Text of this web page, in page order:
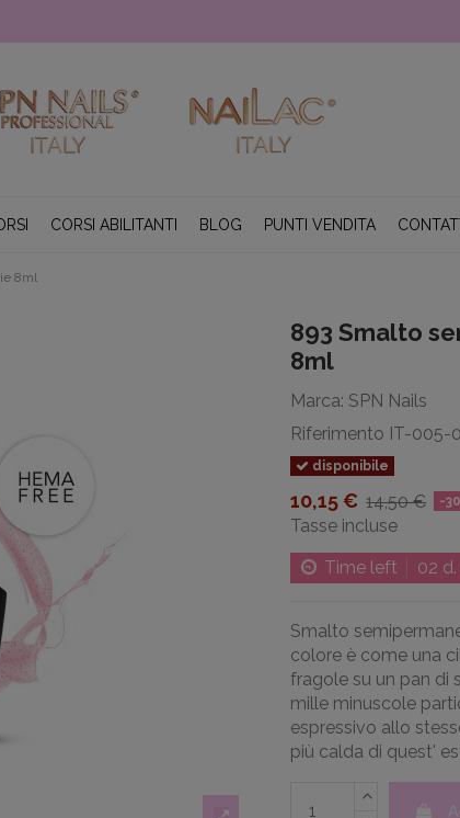
CORSI ABILITANTI BLOG PUNTI VENDITA
8ml
893 Smalto
8ml
Marca: SPN Nails
Riferimento IT-005-
disponibile
10,15 € 14,50 € -
Tasse incluse
Time left
02 d.
Smalto
colore è come una
fragole su un pan di
mille minuscole
espressivo allo
più calda di quest'